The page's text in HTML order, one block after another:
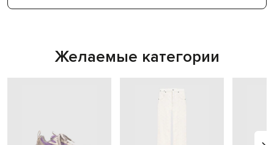
Желаемые категории